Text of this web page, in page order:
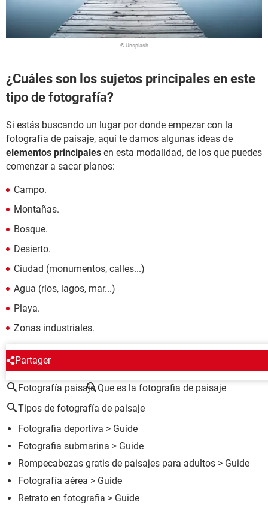
© Unsplash
¿Cuáles son los sujetos principales en este
tipo de fotografía?
Si estás buscando un lugar por donde empezar con la
fotografía de paisaje, aquí te damos algunas ideas de
elementos principales en esta modalidad, de los que puedes
comenzar a sacar planos:
Campo.
Montañas.
Bosque.
Desierto.
Ciudad (monumentos, calles...)
Agua (ríos, lagos, mar...)
Playa.
Zonas industriales.
Partager
ALREDEDOR DEL MISMO TEMA
Fotografía paisaje Que es la fotografia de paisaje
Tipos de fotografía de paisaje
Fotografia deportiva > Guide
Fotografia submarina > Guide
Rompecabezas gratis de paisajes para adultos > Guide
Fotografía aérea > Guide
Retrato en fotografia > Guide